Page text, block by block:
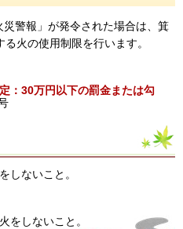
災警報」が発令された場合は、箕
火の使用制限を行います。
：30万円以下の罰金または勾
しないこと。
をしないこと。